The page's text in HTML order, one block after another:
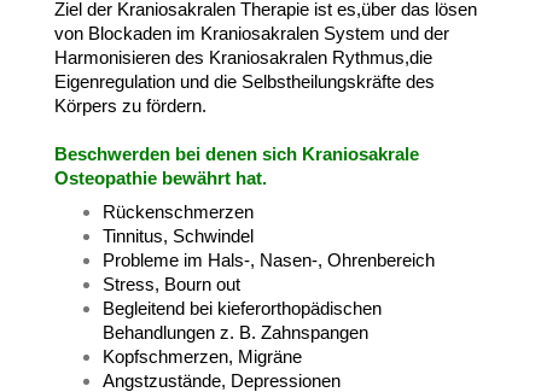
Ziel der Kraniosakralen Therapie ist es,über das lösen
von Blockaden im Kraniosakralen System und der
Harmonisieren des Kraniosakralen Rythmus,die
Eigenregulation und die Selbstheilungskräfte des
Körpers zu fördern.
Beschwerden bei denen sich Kraniosakrale
Osteopathie bewährt hat.
Rückenschmerzen
Tinnitus, Schwindel
Probleme im Hals-, Nasen-, Ohrenbereich
Stress, Bourn out
Begleitend bei kieferorthopädischen
Behandlungen z. B. Zahnspangen
Kopfschmerzen, Migräne
Angstzustände, Depressionen